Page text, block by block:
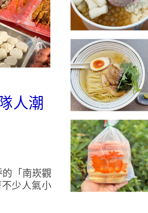
人潮
「南崁觀
少人氣小